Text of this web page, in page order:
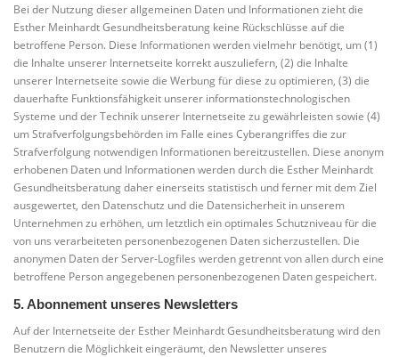
Bei der Nutzung dieser allgemeinen Daten und Informationen zieht die
Esther Meinhardt Gesundheitsberatung keine Rückschlüsse auf die
betroffene Person. Diese Informationen werden vielmehr benötigt, um (1)
die Inhalte unserer Internetseite korrekt auszuliefern, (2) die Inhalte
unserer Internetseite sowie die Werbung für diese zu optimieren, (3) die
dauerhafte Funktionsfähigkeit unserer informationstechnologischen
Systeme und der Technik unserer Internetseite zu gewährleisten sowie (4)
um Strafverfolgungsbehörden im Falle eines Cyberangriffes die zur
Strafverfolgung notwendigen Informationen bereitzustellen. Diese anonym
erhobenen Daten und Informationen werden durch die Esther Meinhardt
Gesundheitsberatung daher einerseits statistisch und ferner mit dem Ziel
ausgewertet, den Datenschutz und die Datensicherheit in unserem
Unternehmen zu erhöhen, um letztlich ein optimales Schutzniveau für die
von uns verarbeiteten personenbezogenen Daten sicherzustellen. Die
anonymen Daten der Server-Logfiles werden getrennt von allen durch eine
betroffene Person angegebenen personenbezogenen Daten gespeichert.
5. Abonnement unseres Newsletters
Auf der Internetseite der Esther Meinhardt Gesundheitsberatung wird den
Benutzern die Möglichkeit eingeräumt, den Newsletter unseres